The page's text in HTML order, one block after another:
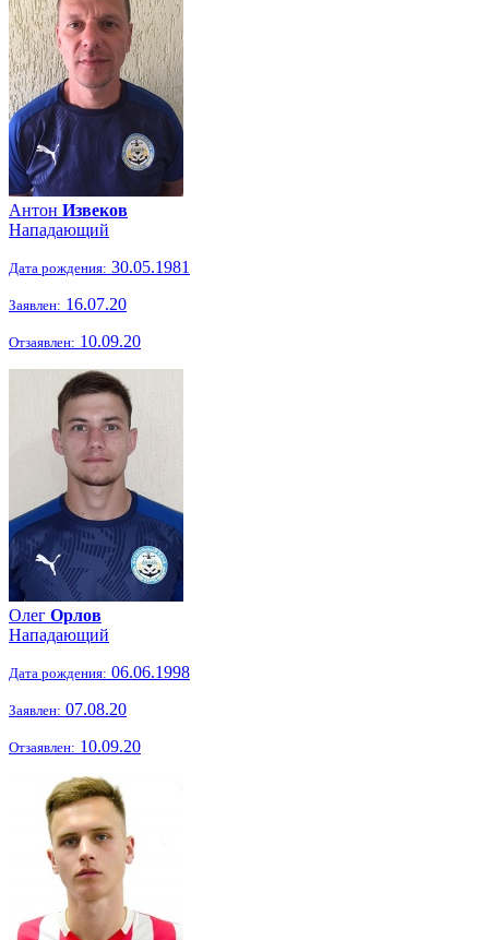
Антон Извеков
Нападающий
Дата рождения: 30.05.1981
Заявлен: 16.07.20
Отзаявлен: 10.09.20
Олег Орлов
Нападающий
Дата рождения: 06.06.1998
Заявлен: 07.08.20
Отзаявлен: 10.09.20